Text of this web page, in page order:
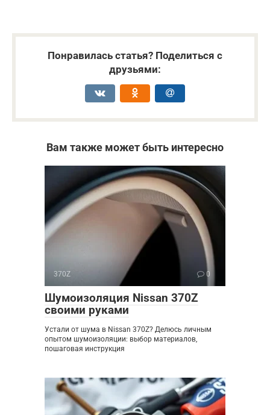
Понравилась статья? Поделиться с
друзьями:
Вам также может быть интересно
370Z 0
Шумоизоляция Nissan 370Z
своими руками
Устали от шума в Nissan 370Z? Делюсь личным
опытом шумоизоляции: выбор материалов,
пошаговая инструкция